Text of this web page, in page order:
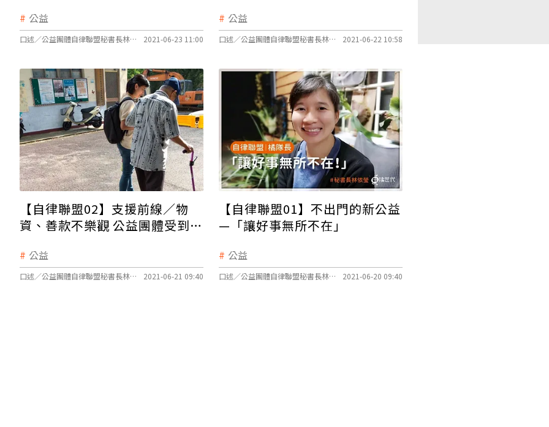
公益
口述／公益團體自律聯盟秘書長林依瑩、文字整理／莊欣宜 2021-06-23 11:00
公益
口述／公益團體自律聯盟秘書長林依瑩、文字整理／莊欣宜 2021-06-22 10:58
【自律聯盟02】支援前線／物
資、善款不樂觀 公益團體受到的
公益
口述／公益團體自律聯盟秘書長林依瑩、文字整理／莊欣宜 2021-06-21 09:40
【自律聯盟01】不出門的新公益
—「讓好事無所不在」
公益
口述／公益團體自律聯盟秘書長林依瑩、文字整理／莊欣宜 2021-06-20 09:40